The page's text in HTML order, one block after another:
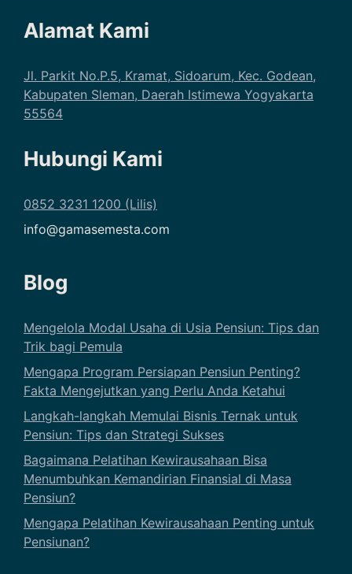
Alamat Kami
Jl. Parkit No.P.5, Kramat, Sidoarum, Kec. Godean,
Kabupaten Sleman, Daerah Istimewa Yogyakarta
55564
Hubungi Kami
0852 3231 1200 (Lilis)
info@gamasemesta.com
Blog
Mengelola Modal Usaha di Usia Pensiun: Tips dan
Trik bagi Pemula
Mengapa Program Persiapan Pensiun Penting?
Fakta Mengejutkan yang Perlu Anda Ketahui
Langkah-langkah Memulai Bisnis Ternak untuk
Pensiun: Tips dan Strategi Sukses
Bagaimana Pelatihan Kewirausahaan Bisa
Menumbuhkan Kemandirian Finansial di Masa
Pensiun?
Mengapa Pelatihan Kewirausahaan Penting untuk
Pensiunan?